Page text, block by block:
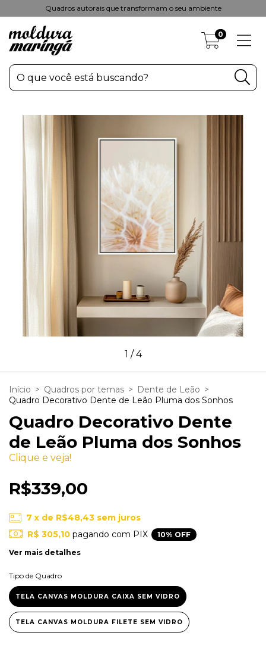
Quadros autorais que transformam o seu ambiente
0
1 /4
Início > Quadros por temas > Dente de Leão >
Quadro Decorativo Dente de Leão Pluma dos Sonhos
Quadro Decorativo Dente
de Leão Pluma dos Sonhos
Clique e veja!
R$339,00
7 x de R$48,43 sem juros
R$ 305,10 pagando com PIX
10% OFF
Ver mais detalhes
Tipo de Quadro
TELA CANVAS MOLDURA CAIXA SEM VIDRO
TELA CANVAS MOLDURA FILETE SEM VIDRO